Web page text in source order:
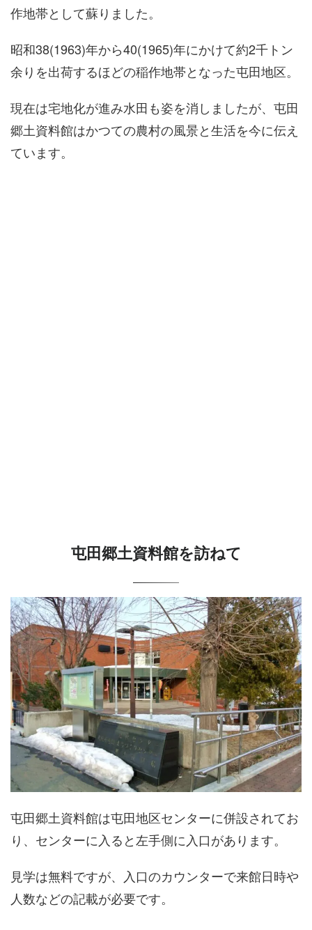
作地帯として蘇りました。
昭和38(1963)年から40(1965)年にかけて約2千トン
余りを出荷するほどの稲作地帯となった屯田地区。
現在は宅地化が進み水田も姿を消しましたが、屯田
郷土資料館はかつての農村の風景と生活を今に伝え
ています。
屯田郷土資料館を訪ねて
屯田郷土資料館は屯田地区センターに併設されてお
り、センターに入ると左手側に入口があります。
見学は無料ですが、入口のカウンターで来館日時や
人数などの記載が必要です。